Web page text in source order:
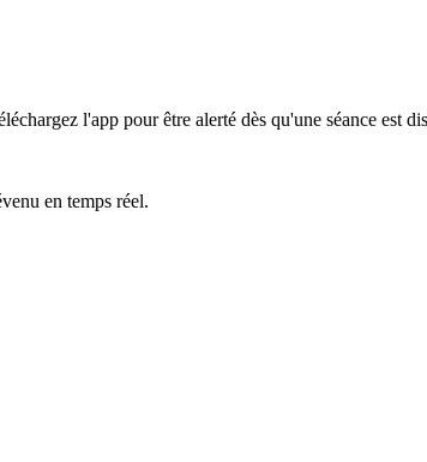
l'app pour être alerté dès qu'une séance est
en temps réel.